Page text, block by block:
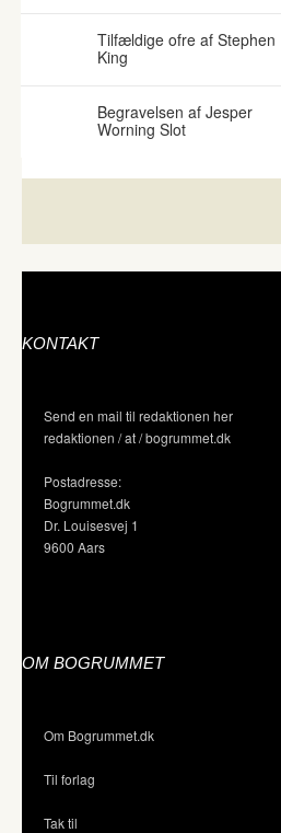
Tilfældige ofre af Stephen
King
Begravelsen af Jesper
Worning Slot
KONTAKT
Send en mail til redaktionen her
redaktionen / at / bogrummet.dk
Postadresse:
Bogrummet.dk
Dr. Louisesvej 1
9600 Aars
OM BOGRUMMET
Om Bogrummet.dk
Til forlag
Tak til